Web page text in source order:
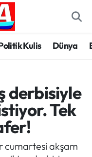
Kulis Dünya
derbisiyle
Tek
cumartesi akşam